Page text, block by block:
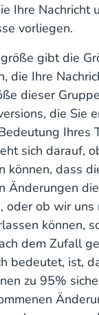
Ihre Nachricht
vorliegen.
gibt die
die Ihre
dieser
die Sie
Ihres
sich darauf,
können, dass
Änderungen
oder ob wir uns
können,
dem Zufall
bedeutet, ist,
zu 95%